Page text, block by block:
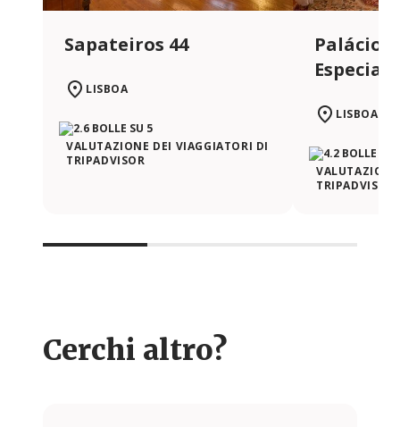
Sapateiros 44
LISBOA
VALUTAZIONE DEI VIAGGIATORI DI
TRIPADVISOR
Palácio
LISBOA
TRIPADVISOR
Cerchi altro?